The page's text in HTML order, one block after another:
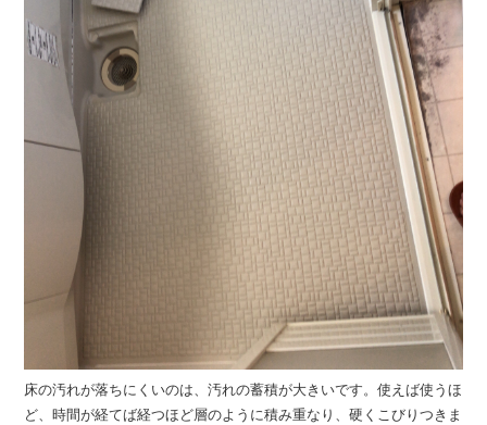
床の汚れが落ちにくいのは、汚れの蓄積が大きいです。使えば使うほ
ど、時間が経てば経つほど層のように積み重なり、硬くこびりつきま